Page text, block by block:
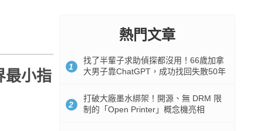
最小指
熱門文章
1
找了半輩子求助偵探都沒用！66歲加拿
大男子靠ChatGPT，成功找回失散50年
2
打破大廠墨水綁架！開源、無 DRM 限
制的「Open Printer」概念機亮相